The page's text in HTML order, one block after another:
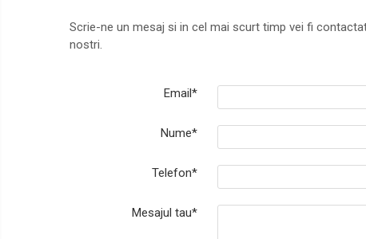
Scrie-ne un mesaj si in cel mai scurt timp vei fi
nostri.
Email*
Nume*
Telefon*
Mesajul tau*